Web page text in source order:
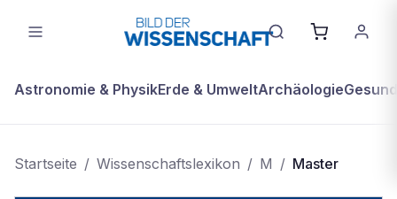
Astronomie & PhysikErde & UmweltArchäologie
Startseite / Wissenschaftslexikon / M / Master